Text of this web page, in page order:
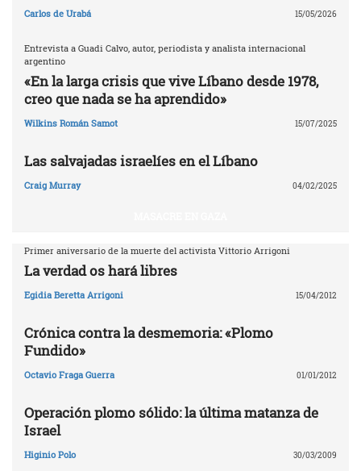
Carlos de Urabá 15/05/2026
Entrevista a Guadi Calvo, autor, periodista y analista internacional
argentino
«En la larga crisis que vive Líbano desde 1978,
creo que nada se ha aprendido»
Wilkins Román Samot 15/07/2025
Las salvajadas israelíes en el Líbano
Craig Murray 04/02/2025
Primer aniversario de la muerte del activista Vittorio Arrigoni
La verdad os hará libres
Egidia Beretta Arrigoni 15/04/2012
Crónica contra la desmemoria: «Plomo
Fundido»
Octavio Fraga Guerra 01/01/2012
Operación plomo sólido: la última matanza de
Israel
Higinio Polo 30/03/2009